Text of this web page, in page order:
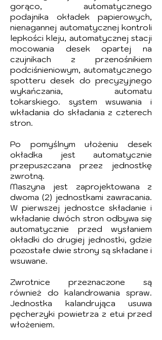
gorąco, automatycznego
podajnika okładek papierowych,
nienagannej automatycznej kontroli
lepkości kleju, automatycznej stacji
mocowania desek opartej na
czujnikach z przenośnikiem
podciśnieniowym, automatycznego
spotteru desek do precyzyjnego
wykańczania, automatu
tokarskiego. system wsuwania i
wkładania do składania z czterech
stron.
Po pomyślnym ułożeniu desek
okładka jest automatycznie
przepuszczana przez jednostkę
zwrotną.
Maszyna jest zaprojektowana z
dwoma (2) jednostkami zawracania.
W pierwszej jednostce składanie i
wkładanie dwóch stron odbywa się
automatycznie przed wysłaniem
okładki do drugiej jednostki, gdzie
pozostałe dwie strony są składane i
wsuwane.
Zwrotnice przeznaczone są
również do kalandrowania spraw.
Jednostka kalandrująca usuwa
pęcherzyki powietrza z etui przed
włożeniem.